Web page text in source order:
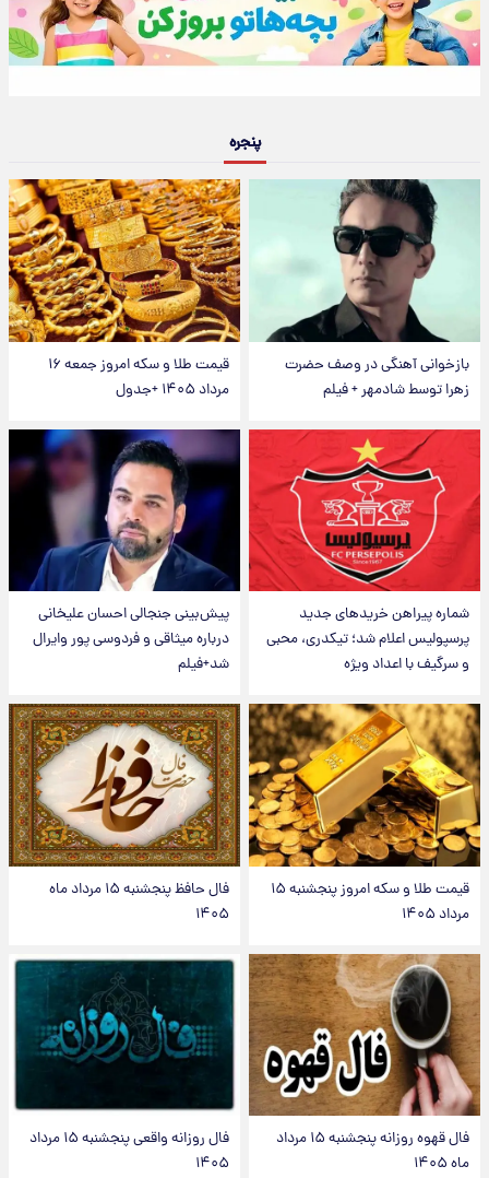
پنجره
بازخوانی آهنگی در وصف حضرت
زهرا توسط شادمهر + فیلم
قیمت طلا و سکه امروز جمعه ۱۶
مرداد ۱۴۰۵ +جدول
شماره پیراهن خریدهای جدید
پرسپولیس اعلام شد؛ تیکدری، محبی
و سرگیف با اعداد ویژه
پیش‌بینی جنجالی احسان علیخانی
درباره میثاقی و فردوسی پور وایرال
شد+فیلم
قیمت طلا و سکه امروز پنجشنبه ۱۵
مرداد ۱۴۰۵
فال حافظ پنجشنبه ۱۵ مرداد ماه
۱۴۰۵
فال قهوه روزانه پنجشنبه ۱۵ مرداد
ماه ۱۴۰۵
فال روزانه واقعی پنجشنبه ۱۵ مرداد
۱۴۰۵